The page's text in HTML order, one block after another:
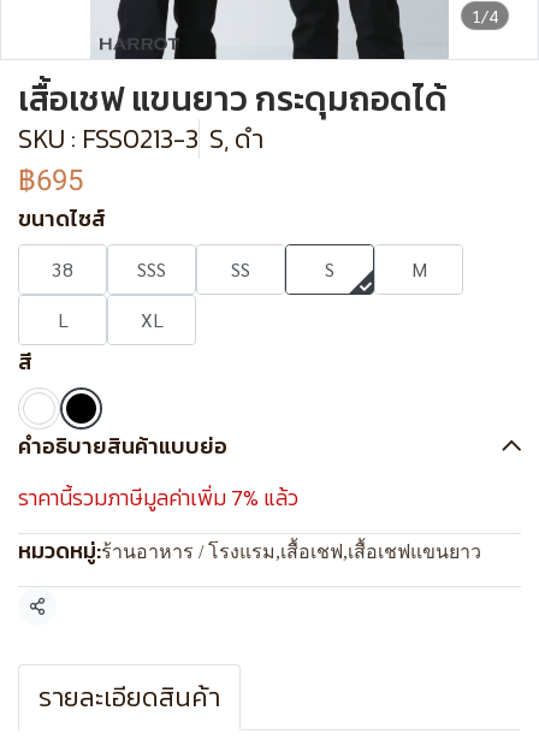
1/4
เสื้อเชฟ แขนยาว กระดุมถอดได้
SKU : FSS0213-3 S, ดำ
฿695
ขนาดไซส์
38 SSS SS S
M
L
XL
สี
คำอธิบายสินค้าแบบย่อ
ราคานี้รวมภาษีมูลค่าเพิ่ม 7% แล้ว
หมวดหมู่:ร้านอาหาร / โรงแรม,เสื้อเชฟ,เสื้อเชฟแขนยาว
แชร์
รายละเอียดสินค้า